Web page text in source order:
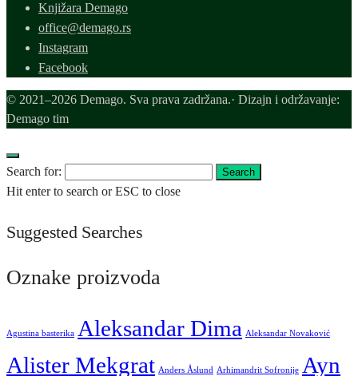
Knjižara Demago
office@demago.rs
Instagram
Facebook
© 2021–2026 Demago. Sva prava zadržana.· Dizajn i održavanje:
Demago tim
Search for: Search
Hit enter to search or ESC to close
Suggested Searches
Oznake proizvoda
Agustina basterika Aleksandar Dima Aleksandar Novaković
Alister Mekgrat Anders Åslund Arhimandrit Sofronije Ayn